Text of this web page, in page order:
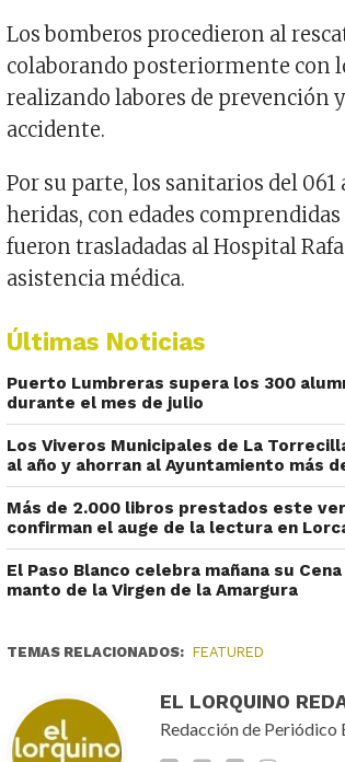
Los bomberos procedieron al
colaborando posteriormente con
realizando labores de prevención
accidente.
Por su parte, los sanitarios del
heridas, con edades
fueron trasladadas al Hospital
asistencia médica.
Últimas Noticias
Puerto Lumbreras supera los 300
durante el mes de julio
Los Viveros Municipales de La
al año y ahorran al Ayuntamiento más
Más de 2.000 libros prestados este
confirman el auge de la lectura en
El Paso Blanco celebra mañana su
manto de la Virgen de la Amargura
TEMAS RELACIONADOS: FEATURED
EL LORQUINO
Redacción de